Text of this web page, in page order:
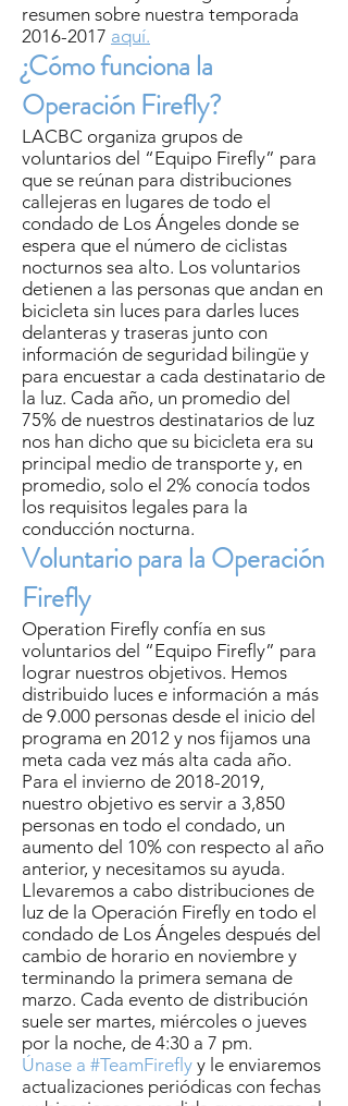
resumen sobre nuestra temporada
2016-2017 aquí.
¿Cómo funciona la
Operación Firefly?
LACBC organiza grupos de
voluntarios del “Equipo Firefly” para
que se reúnan para distribuciones
callejeras en lugares de todo el
condado de Los Ángeles donde se
espera que el número de ciclistas
nocturnos sea alto. Los voluntarios
detienen a las personas que andan en
bicicleta sin luces para darles luces
delanteras y traseras junto con
información de seguridad bilingüe y
para encuestar a cada destinatario de
la luz. Cada año, un promedio del
75% de nuestros destinatarios de luz
nos han dicho que su bicicleta era su
principal medio de transporte y, en
promedio, solo el 2% conocía todos
los requisitos legales para la
conducción nocturna.
Voluntario para la Operación
Firefly
Operation Firefly confía en sus
voluntarios del “Equipo Firefly” para
lograr nuestros objetivos. Hemos
distribuido luces e información a más
de 9.000 personas desde el inicio del
programa en 2012 y nos fijamos una
meta cada vez más alta cada año.
Para el invierno de 2018-2019,
nuestro objetivo es servir a 3,850
personas en todo el condado, un
aumento del 10% con respecto al año
anterior, y necesitamos su ayuda.
Llevaremos a cabo distribuciones de
luz de la Operación Firefly en todo el
condado de Los Ángeles después del
cambio de horario en noviembre y
terminando la primera semana de
marzo. Cada evento de distribución
suele ser martes, miércoles o jueves
por la noche, de 4:30 a 7 pm.
Únase a #TeamFirefly y le enviaremos
actualizaciones periódicas con fechas